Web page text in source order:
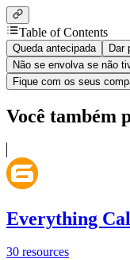
Table of Contents
Queda antecipada
Dar
Não se envolva se não
Fique com os seus
Você também
Everything
30 resources